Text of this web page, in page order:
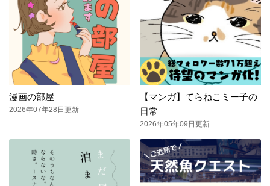
漫画の部屋
2026年07年28日更新
【マンガ】てらねこミー子の
日常
2026年05年09日更新